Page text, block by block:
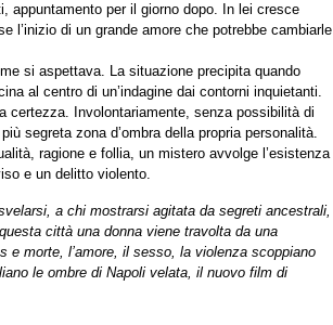
appuntamento per il giorno dopo. In lei cresce
l’inizio di un grande amore che potrebbe cambiarle
si aspettava. La situazione precipita quando
al centro di un’indagine dai contorni inquietanti.
certezza. Involontariamente, senza possibilità di
segreta zona d’ombra della propria personalità.
ragione e follia, un mistero avvolge l’esistenza
e un delitto violento.
a chi mostrarsi agitata da segreti ancestrali,
città una donna viene travolta da una
e morte, l’amore, il sesso, la violenza scoppiano
le ombre di Napoli velata, il nuovo film di